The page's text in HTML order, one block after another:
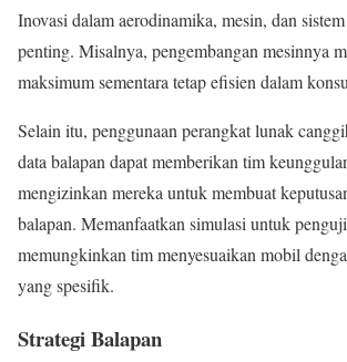
Inovasi dalam aerodinamika, mesin, dan
penting. Misalnya, pengembangan mesinnya
maksimum sementara tetap efisien dalam
Selain itu, penggunaan perangkat lunak
data balapan dapat memberikan tim
mengizinkan mereka untuk membuat
balapan. Memanfaatkan simulasi untuk
memungkinkan tim menyesuaikan mobil
yang spesifik.
Strategi Balapan